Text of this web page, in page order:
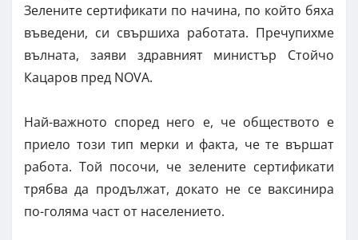
Зелените сертификати по начина, по който бяха
въведени, си свършиха работата. Пречупихме
вълната, заяви здравният министър Стойчо
Кацаров пред NOVA.
Най-важното според него е, че обществото е
приело този тип мерки и факта, че те вършат
работа. Той посочи, че зелените сертификати
трябва да продължат, докато не се ваксинира
по-голяма част от населението.